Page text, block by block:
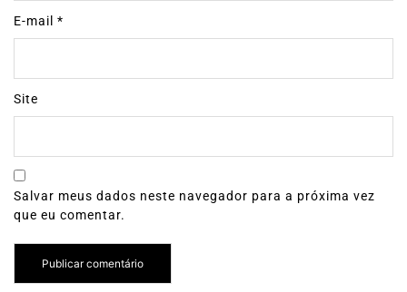
E-mail *
Site
Salvar meus dados neste navegador para a próxima vez
que eu comentar.